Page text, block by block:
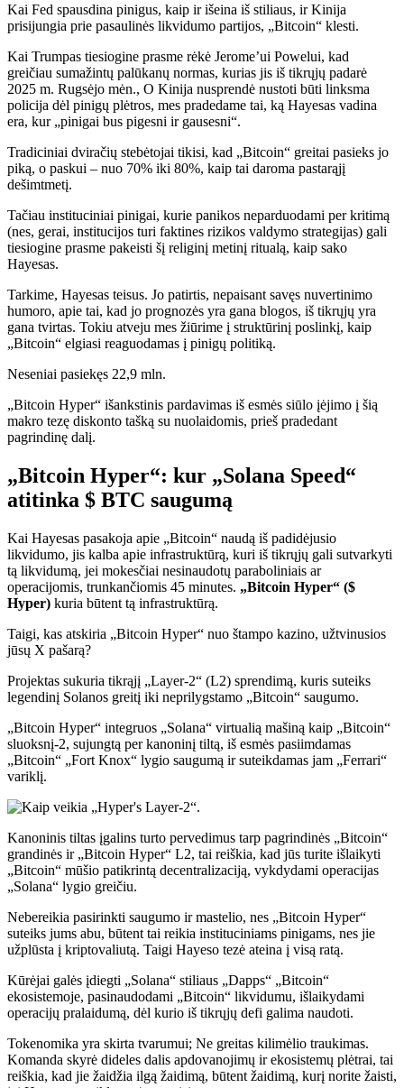
Kai Fed spausdina pinigus, kaip ir išeina iš stiliaus, ir Kinija
prisijungia prie pasaulinės likvidumo partijos, „Bitcoin“ klesti.
Kai Trumpas tiesiogine prasme rėkė Jerome’ui Powelui, kad
greičiau sumažintų palūkanų normas, kurias jis iš tikrųjų padarė
2025 m. Rugsėjo mėn., O Kinija nusprendė nustoti būti linksma
policija dėl pinigų plėtros, mes pradedame tai, ką Hayesas vadina
era, kur „pinigai bus pigesni ir gausesni“.
Tradiciniai dviračių stebėtojai tikisi, kad „Bitcoin“ greitai pasieks jo
piką, o paskui – nuo 70% iki 80%, kaip tai daroma pastarąjį
dešimtmetį.
Tačiau instituciniai pinigai, kurie panikos neparduodami per kritimą
(nes, gerai, institucijos turi faktines rizikos valdymo strategijas) gali
tiesiogine prasme pakeisti šį religinį metinį ritualą, kaip sako
Hayesas.
Tarkime, Hayesas teisus. Jo patirtis, nepaisant savęs nuvertinimo
humoro, apie tai, kad jo prognozės yra gana blogos, iš tikrųjų yra
gana tvirtas. Tokiu atveju mes žiūrime į struktūrinį poslinkį, kaip
„Bitcoin“ elgiasi reaguodamas į pinigų politiką.
Neseniai pasiekęs 22,9 mln.
„Bitcoin Hyper“ išankstinis pardavimas iš esmės siūlo įėjimo į šią
makro tezę diskonto tašką su nuolaidomis, prieš pradedant
pagrindinę dalį.
„Bitcoin Hyper“: kur „Solana Speed“
atitinka $ BTC saugumą
Kai Hayesas pasakoja apie „Bitcoin“ naudą iš padidėjusio
likvidumo, jis kalba apie infrastruktūrą, kuri iš tikrųjų gali sutvarkyti
tą likvidumą, jei mokesčiai nesinaudotų paraboliniais ar
operacijomis, trunkančiomis 45 minutes. „Bitcoin Hyper“ ($
Hyper) kuria būtent tą infrastruktūrą.
Taigi, kas atskiria „Bitcoin Hyper“ nuo štampo kazino, užtvinusios
jūsų X pašarą?
Projektas sukuria tikrąjį „Layer-2“ (L2) sprendimą, kuris suteiks
legendinį Solanos greitį iki neprilygstamo „Bitcoin“ saugumo.
„Bitcoin Hyper“ integruos „Solana“ virtualią mašiną kaip „Bitcoin“
sluoksnį-2, sujungtą per kanoninį tiltą, iš esmės pasiimdamas
„Bitcoin“ „Fort Knox“ lygio saugumą ir suteikdamas jam „Ferrari“
variklį.
Kanoninis tiltas įgalins turto pervedimus tarp pagrindinės „Bitcoin“
grandinės ir „Bitcoin Hyper“ L2, tai reiškia, kad jūs turite išlaikyti
„Bitcoin“ mūšio patikrintą decentralizaciją, vykdydami operacijas
„Solana“ lygio greičiu.
Nebereikia pasirinkti saugumo ir mastelio, nes „Bitcoin Hyper“
suteiks jums abu, būtent tai reikia instituciniams pinigams, nes jie
užplūsta į kriptovaliutą. Taigi Hayeso tezė ateina į visą ratą.
Kūrėjai galės įdiegti „Solana“ stiliaus „Dapps“ „Bitcoin“
ekosistemoje, pasinaudodami „Bitcoin“ likvidumu, išlaikydami
operacijų pralaidumą, dėl kurio iš tikrųjų defi galima naudoti.
Tokenomika yra skirta tvarumui; Ne greitas kilimėlio traukimas.
Komanda skyrė dideles dalis apdovanojimų ir ekosistemų plėtrai, tai
reiškia, kad jie žaidžia ilgą žaidimą, būtent žaidimą, kurį norite žaisti,